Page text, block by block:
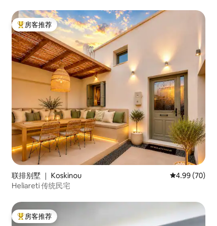
热门「房客推荐」
房客推荐
联排别墅 ｜ Koskinou 平均评分 4.99
4.99 (70)
Heliareti 传统民宅
热门「房客推荐」
房客推荐